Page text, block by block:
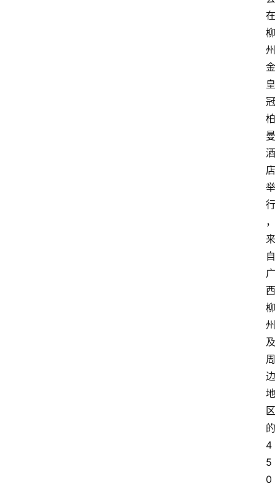
在
柳
州
金
皇
冠
柏
曼
酒
店
举
行
，
来
自
广
西
柳
州
及
周
边
地
区
的
4
5
0